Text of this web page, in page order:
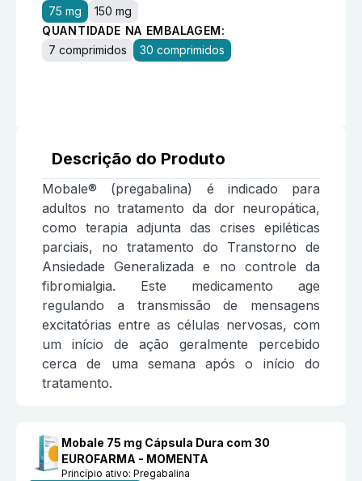
75 mg
150 mg
QUANTIDADE NA EMBALAGEM:
7 comprimidos
30 comprimidos
Descrição do Produto
Mobale® (pregabalina) é indicado para
adultos no tratamento da dor neuropática,
como terapia adjunta das crises epiléticas
parciais, no tratamento do Transtorno de
Ansiedade Generalizada e no controle da
fibromialgia. Este medicamento age
regulando a transmissão de mensagens
excitatórias entre as células nervosas, com
um início de ação geralmente percebido
cerca de uma semana após o início do
tratamento.
Mobale 75 mg Cápsula Dura com 30
EUROFARMA - MOMENTA
Princípio ativo:Pregabalina